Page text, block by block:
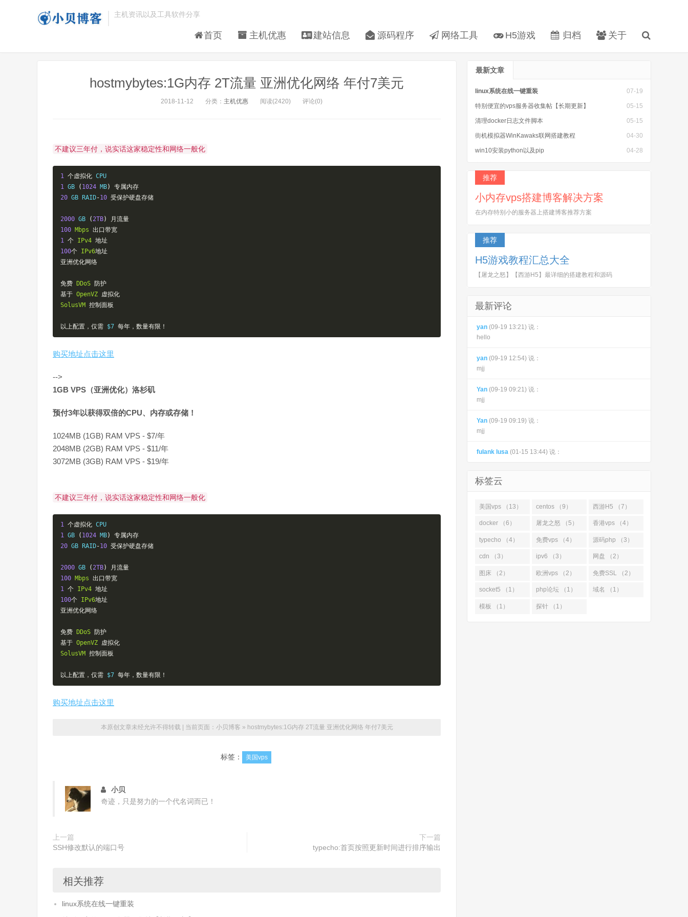
主机资讯以及工具软件分享
首页 主机优惠 建站信息 源码程序 网络工具 H5游戏 归档 关于
hostmybytes:1G内存 2T流量 亚洲优化网络 年付7美元
2018-11-12 分类： 主机优惠 阅读(2420) 评论(0)
不建议三年付，说实话这家稳定性和网络一般化
1 个虚拟化
1 GB ( 1024 MB)
专属内存
20 GB RAID-10 受保护硬盘存储
2000 GB (2TB)
月流量
100 Mbps 出口带宽
1 个 IPv4 地址
100个 IPv6地址
亚洲优化网络
免费 DDoS 防护
基于 OpenVZ 虚拟化
SolusVM 控制面板
以上配置，仅需 $7 每年，数量有限！
购买地址点击这里
-->
1GB VPS（亚洲优化）洛杉矶
预付3年以获得双倍的CPU、内存或存储！
1024MB (1GB) RAM VPS - $7/年
2048MB (2GB) RAM VPS - $11/年
3072MB (3GB) RAM VPS - $19/年
不建议三年付，说实话这家稳定性和网络一般化
1 个虚拟化
1 GB ( 1024 MB)
专属内存
20 GB RAID-10 受保护硬盘存储
2000 GB (2TB)
月流量
100 Mbps 出口带宽
1 个 IPv4 地址
100个 IPv6地址
亚洲优化网络
免费 DDoS 防护
基于 OpenVZ 虚拟化
SolusVM 控制面板
以上配置，仅需 $7 每年，数量有限！
购买地址点击这里
本原创文章未经允许不得转载 | 当前页面： 小贝博客 » hostmybytes:1G内存 2T流量 亚洲优化网络 年付7美元
标签： 美国vps
小贝
奇迹，只是努力的一个代名词而已！
上一篇
SSH修改默认的端口号
下一篇
typecho:首页按照更新时间进行排序输出
相关推荐
linux系统在线一键重装
最新文章
07-19
linux系统在线一键重装
05-15
特别便宜的vps服务器收集帖【长期更新】
05-15
清理docker日志文件脚本
04-30
街机模拟器WinKawaks联网搭建教程
04-28
win10安装python以及pip
推荐
小内存vps搭建博客解决方案
在内存特别小的服务器上搭建博客推荐方案
推荐
H5游戏教程汇总大全
【屠龙之怒】【西游H5】最详细的搭建教程和源码
最新评论
yan (09-19 13:21) 说：
hello
yan (09-19 12:54) 说：
mjj
Yan (09-19 09:21) 说：
mjj
Yan (09-19 09:19) 说：
mjj
fulank lusa (01-15 13:44) 说：
标签云
美国vps （13） centos （9） 西游H5 （7）
docker （6） 屠龙之怒 （5） 香港vps （4）
typecho （4） 免费vps （4） 源码php （3）
cdn （3） ipv6 （3） 网盘 （2）
图床 （2） 欧洲vps （2） 免费SSL （2）
socket5 （1） php论坛 （1） 域名 （1）
模板 （1） 探针 （1）